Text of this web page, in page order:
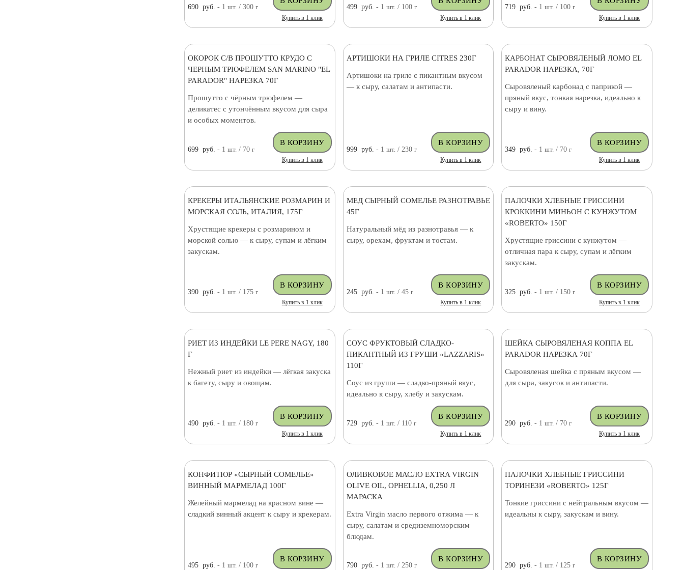
690 руб. - 1 шт./ 300 г
Купить в 1 клик
499 руб. - 1 шт./ 100 г
Купить в 1 клик
719 руб. - 1шт. / 100г
Купить в 1 клик
ОКОРОК С/В ПРОШУТТО КРУДО С
ЧЕРНЫМ ТРЮФЕЛЕМ SAN MARINO "EL
PARADOR" НАРЕЗКА 70Г
Прошутто с чёрным трюфелем —
деликатес с утончённым вкусом для сыра
и особых моментов.
699 руб. - 1 шт. / 70 г
Купить в 1 клик
АРТИШОКИ НА ГРИЛЕ CITRES 230Г
Артишоки на гриле с пикантным вкусом
— к сыру, салатам и антипасти.
999 руб. - 1 шт. / 230 г
Купить в 1 клик
КАРБОНАТ СЫРОВЯЛЕНЫЙ ЛОМО EL
PARADOR НАРЕЗКА, 70Г
Сыровяленый карбонад с паприкой —
пряный вкус, тонкая нарезка, идеально к
сыру и вину.
349 руб. - 1шт. / 70г
Купить в 1 клик
КРЕКЕРЫ ИТАЛЬЯНСКИЕ РОЗМАРИН И
МОРСКАЯ СОЛЬ, ИТАЛИЯ, 175Г
Хрустящие крекеры с розмарином и
морской солью — к сыру, супам и лёгким
закускам.
390 руб. - 1 шт. / 175 г
Купить в 1 клик
МЕД СЫРНЫЙ СОМЕЛЬЕ РАЗНОТРАВЬЕ
45Г
Натуральный мёд из разнотравья — к
сыру, орехам, фруктам и тостам.
245 руб. - 1 шт. / 45 г
Купить в 1 клик
ПАЛОЧКИ ХЛЕБНЫЕ ГРИССИНИ
КРОККИНИ МИНЬОН С КУНЖУТОМ
«ROBERTO» 150Г
Хрустящие гриссини с кунжутом —
отличная пара к сыру, супам и лёгким
закускам.
325 руб. - 1шт. / 150г
Купить в 1 клик
РИЕТ ИЗ ИНДЕЙКИ LE PERE NAGY, 180
Г
Нежный риет из индейки — лёгкая закуска
к багету, сыру и овощам.
490 руб. - 1 шт. / 180 г
Купить в 1 клик
СОУС ФРУКТОВЫЙ СЛАДКО-
ПИКАНТНЫЙ ИЗ ГРУШИ «LAZZARIS»
110Г
Соус из груши — сладко-пряный вкус,
идеально к сыру, хлебу и закускам.
729 руб. - 1 шт. / 110 г
Купить в 1 клик
ШЕЙКА СЫРОВЯЛЕНАЯ КОППА EL
PARADOR НАРЕЗКА 70Г
Сыровяленая шейка с пряным вкусом —
для сыра, закусок и антипасти.
290 руб. - 1шт. / 70г
Купить в 1 клик
КОНФИТЮР «СЫРНЫЙ СОМЕЛЬЕ»
ВИННЫЙ МАРМЕЛАД 100Г
Желейный мармелад на красном вине —
сладкий винный акцент к сыру и крекерам.
495 руб. - 1 шт./ 100 г
ОЛИВКОВОЕ МАСЛО EXTRA VIRGIN
OLIVE OIL, OPHELLIA, 0,250 Л
МАРАСКА
Extra Virgin масло первого отжима — к
сыру, салатам и средиземноморским
блюдам.
790 руб. - 1 шт./ 250 г
ПАЛОЧКИ ХЛЕБНЫЕ ГРИССИНИ
ТОРИНЕЗИ «ROBERTO» 125Г
Тонкие гриссини с нейтральным вкусом —
идеальны к сыру, закускам и вину.
290 руб. - 1шт. / 125г